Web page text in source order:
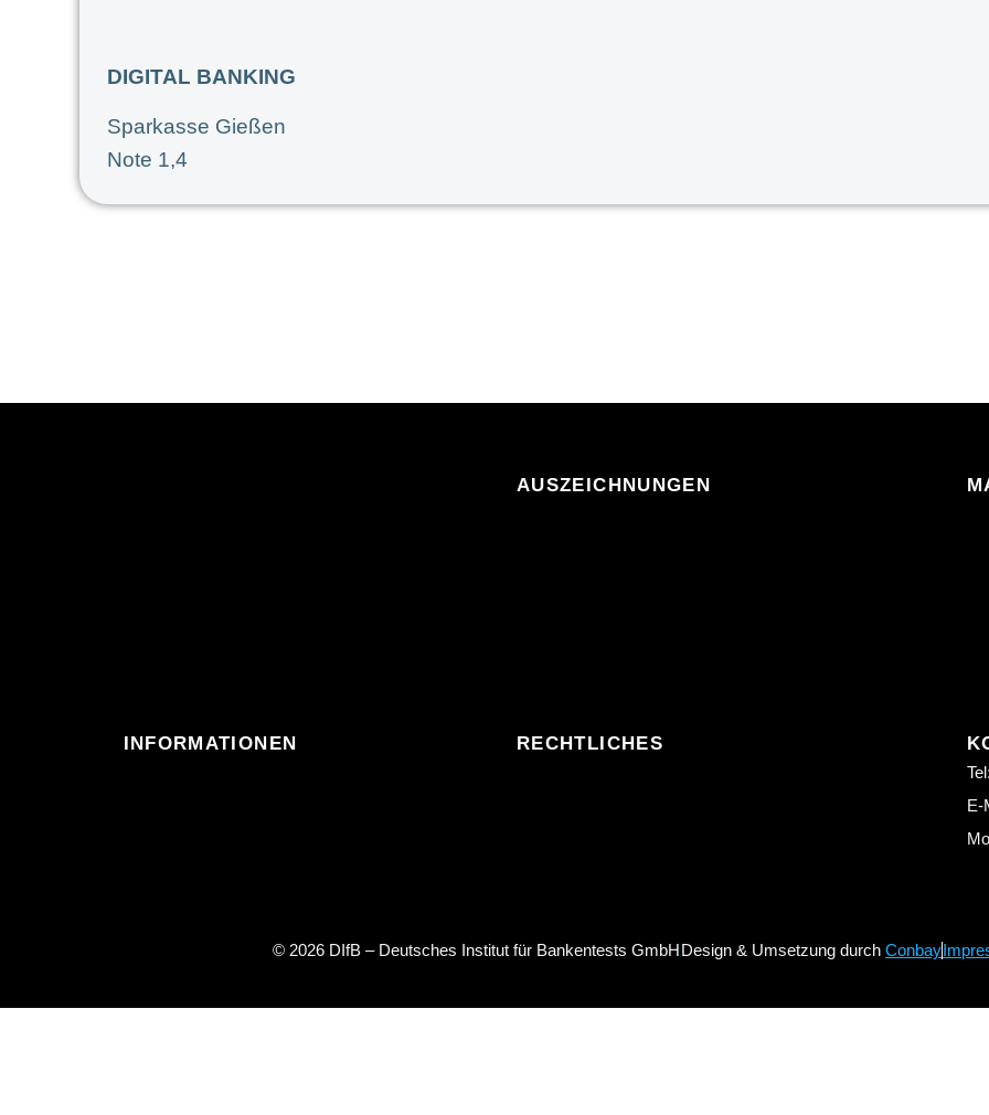
DIGITAL BANKING
Sparkasse Gießen
Note 1,4
AUSZEICHNUNGEN
INFORMATIONEN RECHTLICHES
E-
© 2026 DIfB – Deutsches Institut für Bankentests GmbHDesign & Umsetzung durch Conbay